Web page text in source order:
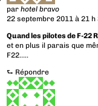
parhotel bravo
22 septembre 2011 à 21 h
Quand les pilotes de F-22
et en plus il parais que
F22…..
⮑ Répondre